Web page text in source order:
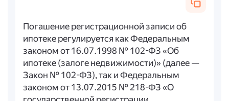
Погашение регистрационной записи об
ипотеке регулируется как Федеральным
законом от 16.07.1998 № 102-ФЗ «Об
ипотеке (залоге недвижимости)» (далее —
Закон № 102-ФЗ), так и Федеральным
законом от 13.07.2015 № 218-ФЗ «О